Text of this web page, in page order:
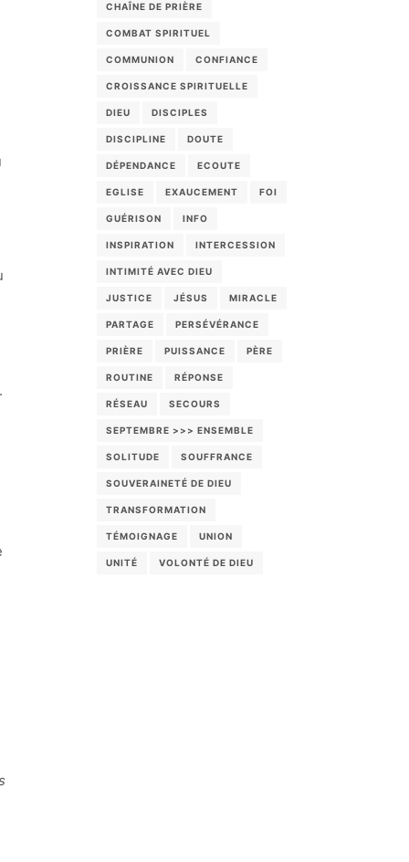
CHAÎNE DE PRIÈRE
COMBAT SPIRITUEL
COMMUNION CONFIANCE
CROISSANCE SPIRITUELLE
DIEU DISCIPLES
DISCIPLINE DOUTE
DÉPENDANCE ECOUTE
EGLISE EXAUCEMENT FOI
GUÉRISON INFO
INSPIRATION INTERCESSION
INTIMITÉ AVEC DIEU
JUSTICE JÉSUS MIRACLE
PARTAGE PERSÉVÉRANCE
PRIÈRE PUISSANCE PÈRE
ROUTINE RÉPONSE
RÉSEAU SECOURS
SEPTEMBRE >>> ENSEMBLE
SOLITUDE SOUFFRANCE
SOUVERAINETÉ DE DIEU
TRANSFORMATION
TÉMOIGNAGE UNION
UNITÉ VOLONTÉ DE DIEU